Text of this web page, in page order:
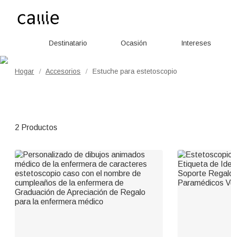
Destinatario Ocasión Intereses
Hogar / Accesorios / Estuche para estetoscopio
2 Productos